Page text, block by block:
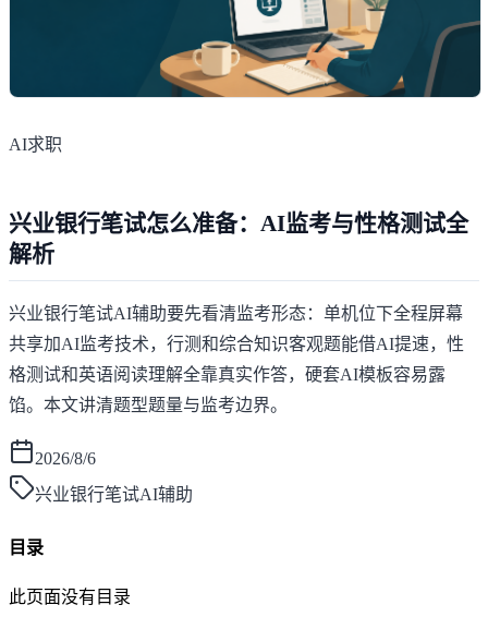
AI求职
兴业银行笔试怎么准备：AI监考与性格测试全
解析
兴业银行笔试AI辅助要先看清监考形态：单机位下全程屏幕
共享加AI监考技术，行测和综合知识客观题能借AI提速，性
格测试和英语阅读理解全靠真实作答，硬套AI模板容易露
馅。本文讲清题型题量与监考边界。
2026/8/6
兴业银行笔试AI辅助
目录
此页面没有目录